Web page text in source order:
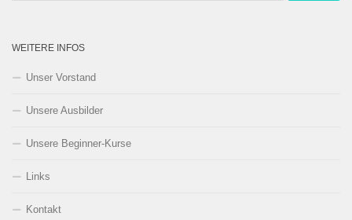
WEITERE INFOS
Unser Vorstand
Unsere Ausbilder
Unsere Beginner-Kurse
Links
Kontakt